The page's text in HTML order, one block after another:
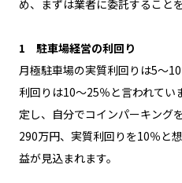
め、まずは業者に委託すること
1 駐車場経営の利回り
月極駐車場の実質利回りは5〜
利回りは10〜25％と言われてい
定し、自分でコインパーキング
290万円、実質利回りを10％と
益が見込まれます。